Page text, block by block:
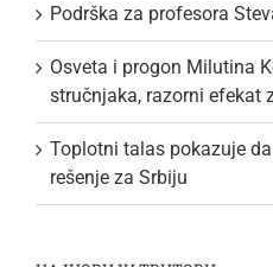
Podrška za profesora
Osveta i progon Milutina
stručnjaka, razorni efekat
Toplotni talas pokazuje
rešenje za Srbiju